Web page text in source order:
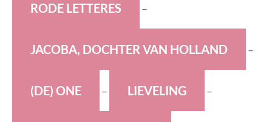
RODE LETTERES –
JACOBA, DOCHTER VAN HOLLAND –
(DE) ONE – LIEVELING –